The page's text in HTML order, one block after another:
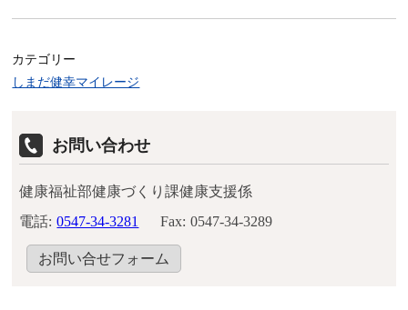
カテゴリー
しまだ健幸マイレージ
お問い合わせ
健康福祉部健康づくり課健康支援係
電話: 0547-34-3281 Fax: 0547-34-3289
お問い合せフォーム